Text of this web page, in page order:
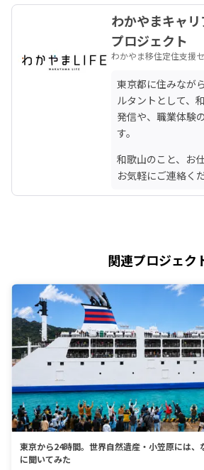
わかやまキャ
プロジェクト
わかやま移住定住支援
東京都に住みなが
ルタントとして、
発信や、職業体験
す。
和歌山のこと、お
お気軽にご連絡く
関連プロジェク
東京から24時間。世界自然遺産・小笠原には、
に聞いてみた